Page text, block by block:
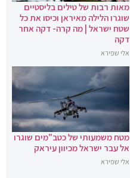
מאות רבות של טילים בליסטיים
שוגרו הלילה מאיראן וכיסו את כל
שטח ישראל | מה קרה- דקה אחר
דקה
אלי שפירא
מטח משמעותי של כטב"מים שוגרו
אל עבר ישראל מכיוון עיראק
אלי שפירא